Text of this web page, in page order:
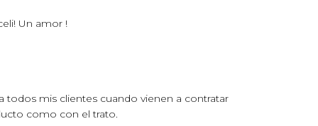
Un amor !
todos mis clientes cuando vienen a contratar
como con el trato.